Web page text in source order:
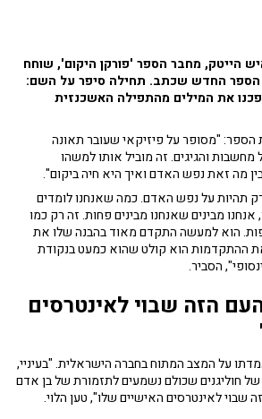
הייטק, מחבר הספר 'פורקן היקום', שוחח
הספר החדש שכתב. תחילה סיפר על השם:
את המילים מהתפילה האשכנזית
הספר: "מסופר על פיזיקאי שעובר תאונה
מחשבות והגיגים. זה מוביל אותו למשהו
מה זאת נפש האדם ואיך היא חיה ביקום".
תהיות על נפש האדם. כמה שאנחנו לומדים
אנחנו מבינים שאנחנו מבינים פחות. זה רק כמו
הוא למעשה התקדם מאוד בהבנה שלו את
ההתקדמות הוא קולט שהוא כמעט בנקודת
הסביר.
הזה שבוי לאינטרסים
על המצב המתוח בחברה הישראלית. "בעיניי,
חוליגנים שכולם נשמעים לתזמורת של בן אדם
לאינטרסים האישיים שלו", טען הלוי.